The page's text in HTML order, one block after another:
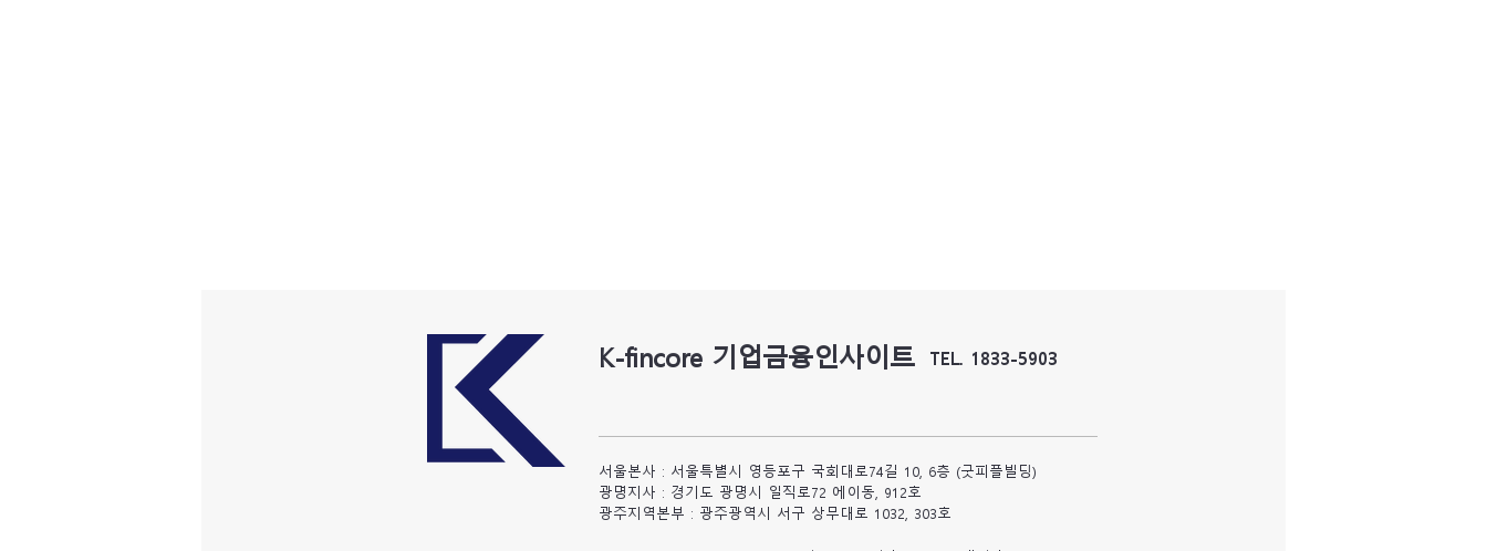
K-fincore 기업금융인사이트 TEL. 1833-5903
서울본사 : 서울특별시 영등포구 국회대로74길 10, 6층 (굿피플빌딩)
광명지사 : 경기도 광명시 일직로72 에이동, 912호
​광주지역본부 : 광주광역시 서구 상무대로 1032, 303호